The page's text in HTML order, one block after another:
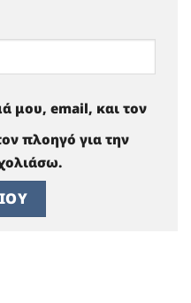
μου, email, και τον
πλοηγό για την